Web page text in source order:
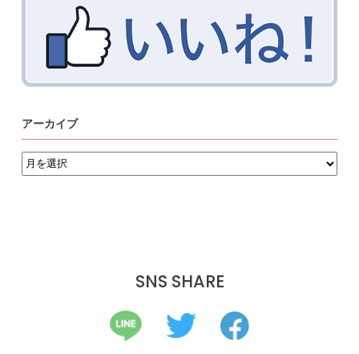
アーカイブ
ア
ー
カ
SNS SHARE